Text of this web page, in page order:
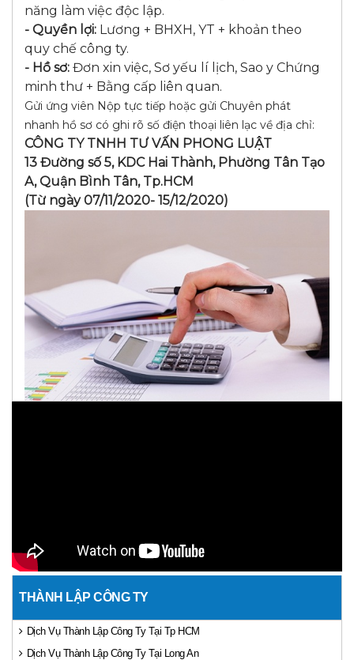
năng làm việc độc lập.
- Quyền lợi: Lương + BHXH, YT + khoản theo
quy chế công ty.
- Hồ sơ: Đơn xin việc, Sơ yếu lí lịch, Sao y Chứng
minh thư + Bằng cấp liên quan.
Gửi ứng viên Nộp tực tiếp hoặc gửi Chuyên phát
nhanh hồ sơ có ghi rõ số điện thoại liên lạc về địa chỉ:
CÔNG TY TNHH TƯ VẤN PHONG LUẬT
13 Đường số 5, KDC Hai Thành, Phường Tân Tạo
A, Quận Bình Tân, Tp.HCM
(Từ ngày 07/11/2020- 15/12/2020)
THÀNH LẬP CÔNG TY
Dịch Vụ Thành Lập Công Ty Tại Tp HCM
Dịch Vụ Thành Lập Công Ty Tại Long An